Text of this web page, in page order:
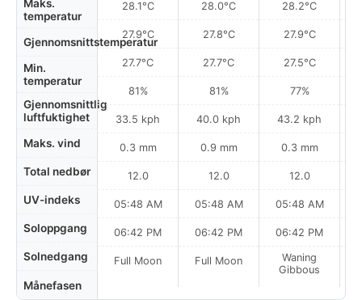
Maks.
temperatur
Gjennomsnittstemperatur
Min.
temperatur
Gjennomsnittlig
luftfuktighet
Maks. vind
Total nedbør
UV-indeks
Soloppgang
Solnedgang
Månefasen
28.1°C
27.9°C
27.7°C
81%
33.5 kph
0.3 mm
12.0
05:48 AM
06:42 PM
Full Moon
28.0°C
27.8°C
27.7°C
81%
40.0 kph
0.9 mm
12.0
05:48 AM
06:42 PM
Full Moon
28.2°C
27.9°C
27.5°C
77%
43.2 kph
0.3 mm
12.0
05:48 AM
06:42 PM
Waning
Gibbous